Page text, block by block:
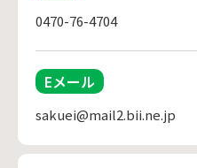
0470-76-4704
Eメール
sakuei@mail2.bii.ne.jp